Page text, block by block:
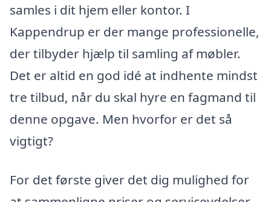
samles i dit hjem eller kontor. I
Kappendrup er der mange professionelle,
der tilbyder hjælp til samling af møbler.
Det er altid en god idé at indhente mindst
tre tilbud, når du skal hyre en fagmand til
denne opgave. Men hvorfor er det så
vigtigt?
For det første giver det dig mulighed for